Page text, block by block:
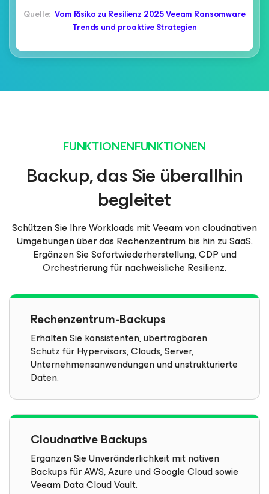
Quelle: Vom Risiko zu Resilienz 2025 Veeam Ransomware
Trends und proaktive Strategien
FUNKTIONENFUNKTIONEN
Backup, das Sie überallhin
begleitet
Schützen Sie Ihre Workloads mit Veeam von cloudnativen
Umgebungen über das Rechenzentrum bis hin zu SaaS.
Ergänzen Sie Sofortwiederherstellung, CDP und
Orchestrierung für nachweisliche Resilienz.
Rechenzentrum-Backups
Erhalten Sie konsistenten, übertragbaren
Schutz für Hypervisors, Clouds, Server,
Unternehmensanwendungen und unstrukturierte
Daten.
Cloudnative Backups
Ergänzen Sie Unveränderlichkeit mit nativen
Backups für AWS, Azure und Google Cloud sowie
Veeam Data Cloud Vault.